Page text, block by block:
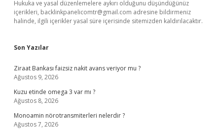
Hukuka ve yasal düzenlemelere aykırı olduğunu düşündüğünüz
içerikleri, backlinkpanelicomtr@gmail.com adresine bildirmeniz
halinde, ilgili içerikler yasal süre içerisinde sitemizden kaldırılacaktır.
Son Yazılar
Ziraat Bankası faizsiz nakit avans veriyor mu ?
Ağustos 9, 2026
Kuzu etinde omega 3 var mı ?
Ağustos 8, 2026
Monoamin nörotransmiterleri nelerdir ?
Ağustos 7, 2026